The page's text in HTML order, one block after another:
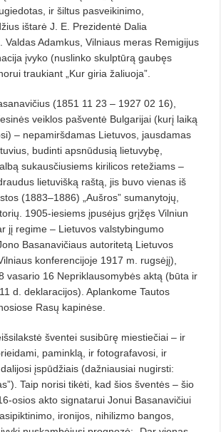
ir šiltus pasveikinimo,
ištarė J. E. Prezidentė Dalia
Valdas Adamkus, Vilniaus meras Remigijus
įvyko (nuslinko skulptūrą gaubęs
traukiant „Kur giria žaliuoja”.
(1851 11 23 – 1927 02 16),
veiklos pašventė Bulgarijai (kurį laiką
– nepamiršdamas Lietuvos, jausdamas
budinti apsnūdusią lietuvybę,
sukausčiusiems kirilicos retežiams –
lietuvišką raštą, jis buvo vienas iš
(1883–1886) „Aušros” sumanytojų,
1905-iesiems įpu­sėjus grįžęs Vilniun
jį regime – Lietuvos valstybingumo
Basanavičiaus autoritetą Lietuvos
konferencijoje 1917 m. rugsėjį),
vasario 16 Nepriklausomybės aktą (būta ir
d. deklaracijos). Aplankome Tautos
Rasų kapinėse.
šventei susibūrę miestiečiai – ir
pamink­lą, ir fotografavosi, ir
įspūdžiais (dažniausiai nugirsti:
Taip norisi tikėti, kad šios šventės – šio
osios akto signatarui Jonui Basanavičiui
ironijos, nihilizmo bangos,